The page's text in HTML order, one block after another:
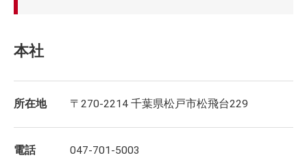
本社
所在地 〒270-2214 千葉県松戸市松飛台229
電話 047-701-5003